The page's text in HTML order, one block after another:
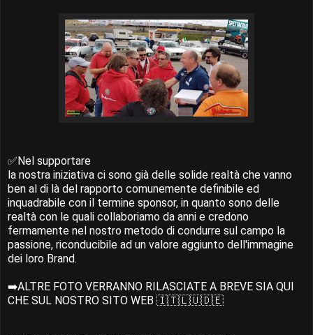
✅Nel supportare
la nostra iniziativa ci sono già delle solide realtà che vanno
ben al di là del rapporto comunemente definibile ed
inquadrabile con il termine sponsor, in quanto sono delle
realtà con le quali collaboriamo da anni e credono
fermamente nel nostro metodo di condurre sul campo la
passione, riconducibile ad un valore aggiunto dell'immagine
dei loro Brand.
➡️ALTRE FOTO VERRANNO RILASCIATE A BREVE SIA QUI
CHE SUL NOSTRO SITO WEB 🇮🇹🇱🇺🇩🇪